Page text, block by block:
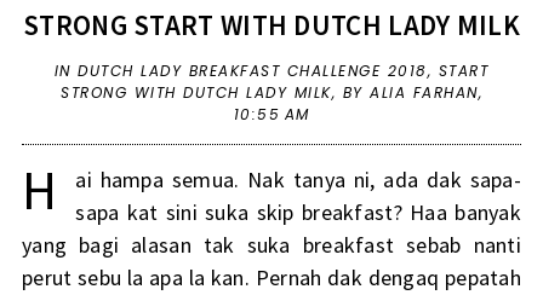
STRONG START WITH DUTCH LADY MILK
INDUTCH LADY BREAKFAST CHALLENGE 2018, START
STRONG WITH DUTCH LADY MILK, BY ALIA FARHAN,
10:55 AM
H
ai hampa semua. Nak tanya ni, ada dak sapa-
sapa kat sini suka skip breakfast? Haa banyak
yang bagi alasan tak suka breakfast sebab nanti
perut sebu la apa la kan. Pernah dak dengaq pepatah